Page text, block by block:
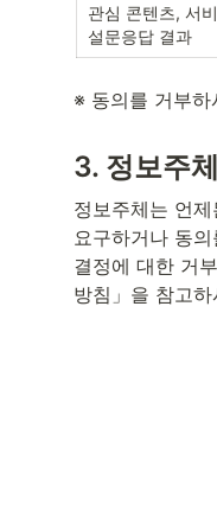
관심 콘텐츠, 서
설문응답 결과
※ 동의를 거부
3. 정보주
정보주체는 언
요구하거나 동
결정에 대한 거
방침」을 참고